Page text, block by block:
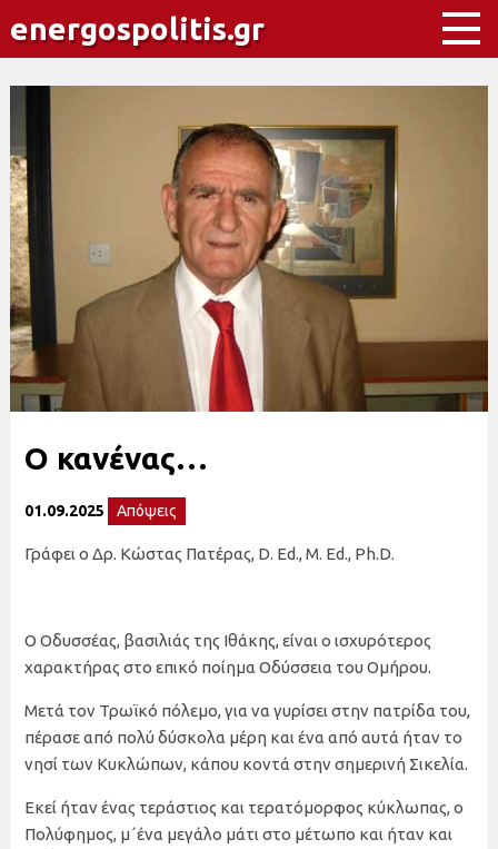
energospolitis.gr
Ο κανένας…
01.09.2025 Απόψεις
Γράφει ο Δρ. Κώστας Πατέρας, D. Ed., M. Ed., Ph.D.
Ο Οδυσσέας, βασιλιάς της Ιθάκης, είναι ο ισχυρότερος
χαρακτήρας στο επικό ποίημα Οδύσσεια του Ομήρου.
Μετά τον Τρωϊκό πόλεμο, για να γυρίσει στην πατρίδα του,
πέρασε από πολύ δύσκολα μέρη και ένα από αυτά ήταν το
νησί των Κυκλώπων, κάπου κοντά στην σημερινή Σικελία.
Εκεί ήταν ένας τεράστιος και τερατόμορφος κύκλωπας, ο
Πολύφημος, μ΄ένα μεγάλο μάτι στο μέτωπο και ήταν και